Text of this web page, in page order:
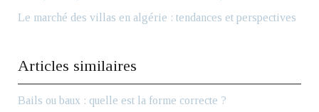
Le marché des villas en algérie : tendances et perspectives
Articles similaires
Bails ou baux : quelle est la forme correcte ?